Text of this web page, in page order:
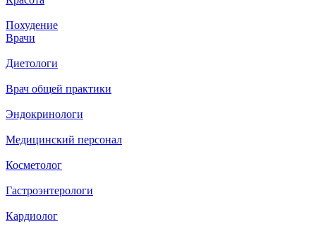
Похудение
Врачи
Диетологи
Врач общей практики
Эндокринологи
Медицинский персонал
Косметолог
Гастроэнтерологи
Кардиолог